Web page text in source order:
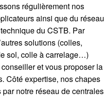
régulièrement nos
ainsi que du réseau
du CSTB. Par
solutions (colles,
sol, colle à carrelage…)
et vous proposer la
Côté expertise, nos chapes
notre réseau de centrales